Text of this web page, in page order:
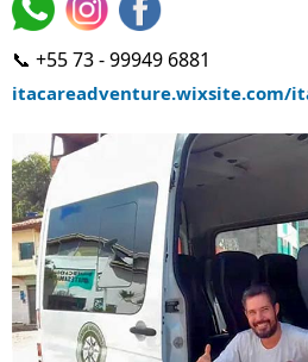
📞 +55 73 - 99949 6881
itacareadventure.wixsite.com/